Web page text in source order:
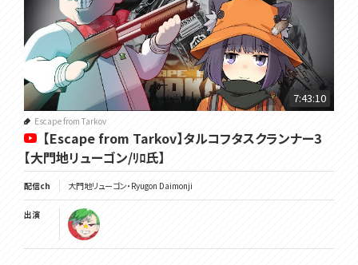
7:43:10
Escape from Tarkov
【Escape from Tarkov】タルコフタスクランナー3
【大門地リューゴン/ﾘﾛ氏】
配信ch 大門地リューゴン・Ryugon Daimonji
出演